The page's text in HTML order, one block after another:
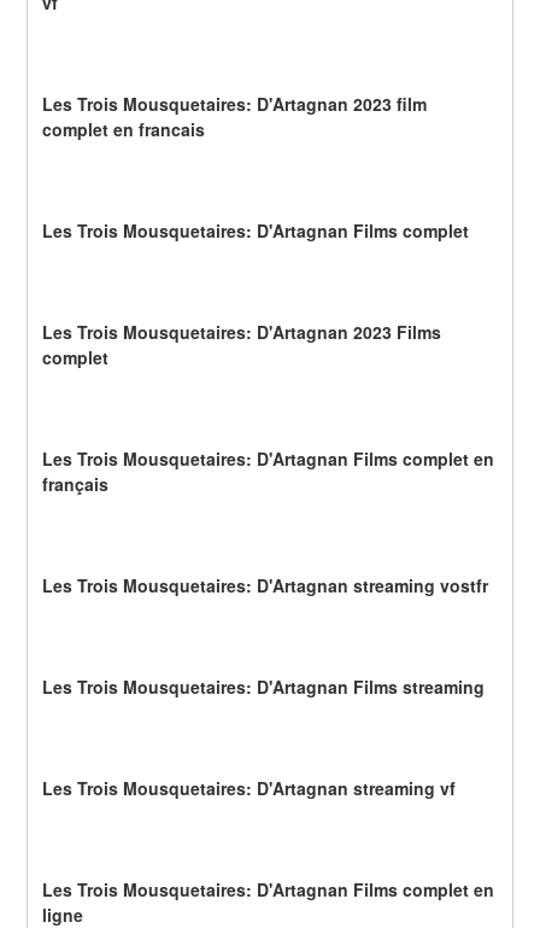
Les Trois Mousquetaires: D'Artagnan 2023 film
complet en francais
Les Trois Mousquetaires: D'Artagnan Films complet
Les Trois Mousquetaires: D'Artagnan 2023 Films
complet
Les Trois Mousquetaires: D'Artagnan Films complet en
français
Les Trois Mousquetaires: D'Artagnan streaming vostfr
Les Trois Mousquetaires: D'Artagnan Films streaming
Les Trois Mousquetaires: D'Artagnan streaming vf
Les Trois Mousquetaires: D'Artagnan Films complet en
ligne